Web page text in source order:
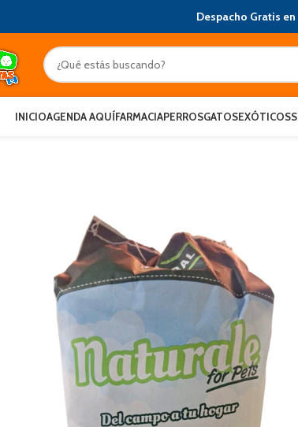
Despacho Gratis
INICIOAGENDA AQUÍFARMACIAPERROSGATOSEXÓTICOS